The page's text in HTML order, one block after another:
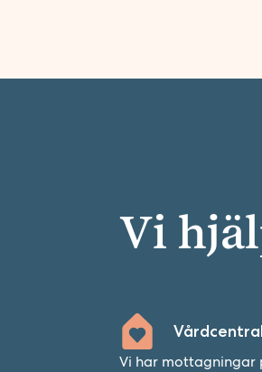
Vi
Vi har mottagningar